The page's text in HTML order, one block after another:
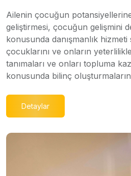
Ailenin çocuğun
geliştirmesi, çocuğun gelişmini
konusunda danışmanlık
çocuklarını ve onların
tanımaları ve onları topluma
konusunda bilinç
Detaylar